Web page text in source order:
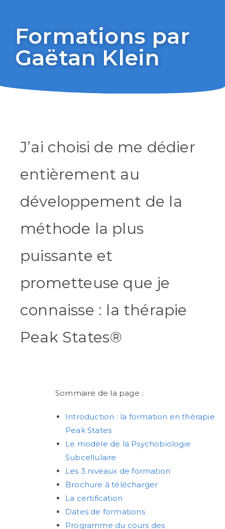
Formations par
Gaëtan Klein
J’ai choisi de me dédier
entièrement au
développement de la
méthode la plus
puissante et
prometteuse que je
connaisse : la thérapie
Peak States®
Sommaire de la page :
Introduction : la formation en thérapie
Peak States
Le modèle de la Psychobiologie
Subcellulaire
Les 3 niveaux de formation
Brochure à télécharger
La certification
Dates de formations
Programme du cours des